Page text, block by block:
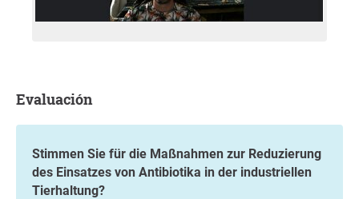
Evaluación
Stimmen Sie für die Maßnahmen zur Reduzierung
des Einsatzes von Antibiotika in der industriellen
Tierhaltung?